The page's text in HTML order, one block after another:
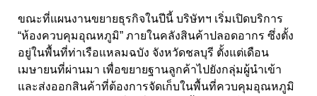
ขณะที่แผนงานขยายธุรกิจในปีนี้ บริษัทฯ เริ่มเปิดบริการ
“ห้องควบคุมอุณหภูมิ” ภายในคลังสินค้าปลอดอากร ซึ่งตั้ง
อยู่ในพื้นที่ท่าเรือแหลมฉบัง จังหวัดชลบุรี ตั้งแต่เดือน
เมษายนที่ผ่านมา เพื่อขยายฐานลูกค้าไปยังกลุ่มผู้นำเข้า
และส่งออกสินค้าที่ต้องการจัดเก็บในพื้นที่ควบคุมอุณหภูมิ